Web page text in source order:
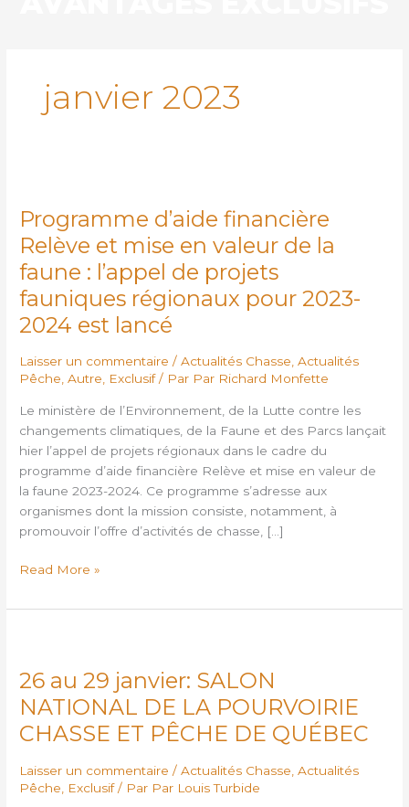
janvier 2023
Programme d’aide financière
Relève et mise en valeur de la
faune : l’appel de projets
fauniques régionaux pour 2023-
2024 est lancé
Laisser un commentaire /Actualités Chasse,Actualités
Pêche,Autre, Exclusif/ Par Par Richard Monfette
Le ministère de l’Environnement, de la Lutte contre les
changements climatiques, de la Faune et des Parcs lançait
hier l’appel de projets régionaux dans le cadre du
programme d’aide financière Relève et mise en valeur de
la faune 2023-2024. Ce programme s’adresse aux
organismes dont la mission consiste, notamment, à
promouvoir l’offre d’activités de chasse, […]
financière
Relève
et
mise
en
valeur
de
la
faune
l’appel
de
projets
fauniques
régionaux
pour
2023-
est
Read More »
26 au 29 janvier: SALON
NATIONAL DE LA POURVOIRIE
CHASSE ET PÊCHE DE QUÉBEC
Laisser un commentaire /Actualités Chasse ,Actualités
Pêche
Exclusif/ Par Par Louis Turbide
29
janvier:
SALON
NATIONAL
LA
POURVOIRIE